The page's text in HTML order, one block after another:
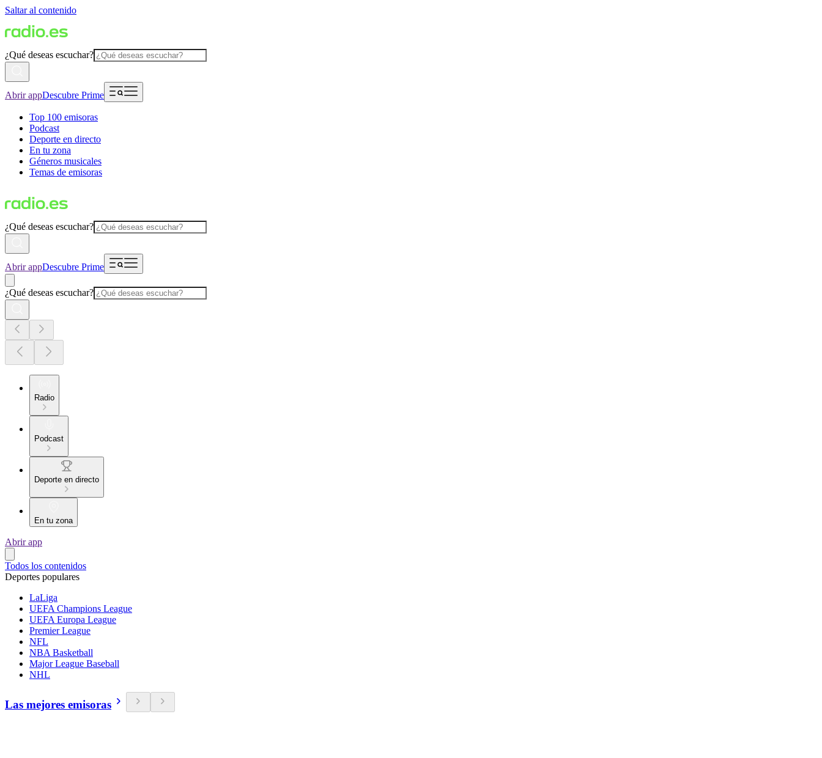
Saltar al contenido
¿Qué deseas escuchar?
Abrir appDescubre Prime
Top 100 emisoras
Podcast
Deporte en directo
En tu zona
Géneros musicales
Temas de emisoras
¿Qué deseas escuchar?
Abrir appDescubre Prime
¿Qué deseas escuchar?
Radio
Podcast
Deporte en directo
En tu zona
Abrir app
Todos los contenidos
Deportes populares
LaLiga
UEFA Champions League
UEFA Europa League
Premier League
NFL
NBA Basketball
Major League Baseball
NHL
Las mejores emisoras